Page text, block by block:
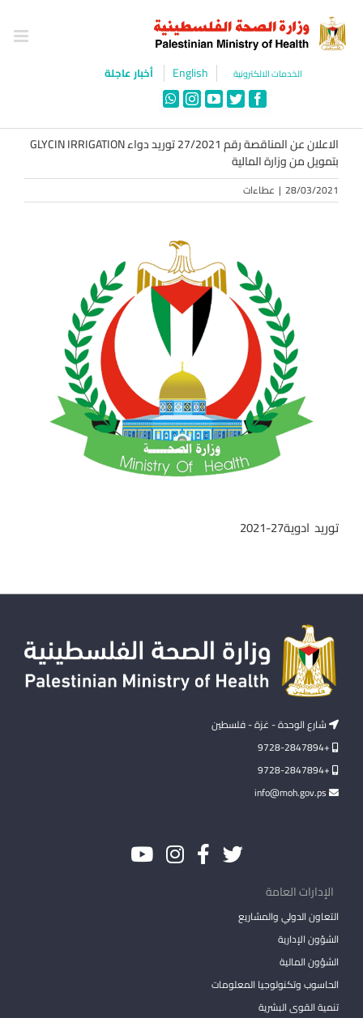
content
الخدمات الالكترونية English أخبار عاجلة
Facebook
Twitter
YouTube
Instagram
WhatsApp
الاعلان عن المناقصة رقم 27/2021 توريد دواء GLYCIN IRRIGATION
بتمويل من وزارة المالية
28/03/2021
| عطاءات
توريد ادوية27-2021
شارع الوحدة - غزة - فلسطين
+9728-2847894
+9728-2847894
الإدارات العامة
التعاون الدولي والمشاريع
الشؤون الإدارية
الشؤون المالية
الحاسوب وتكنولوجيا المعلومات
تنمية القوى البشرية